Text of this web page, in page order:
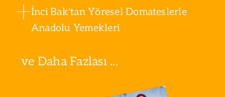
İnci Bak'tan Yöresel Domateslerle
Anadolu Yemekleri
ve Daha Fazlası ...